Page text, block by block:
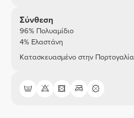
Σύνθεση
96% Πολυαμίδιο
4% Ελαστάνη
Κατασκευασμένο στην Πορτογαλία